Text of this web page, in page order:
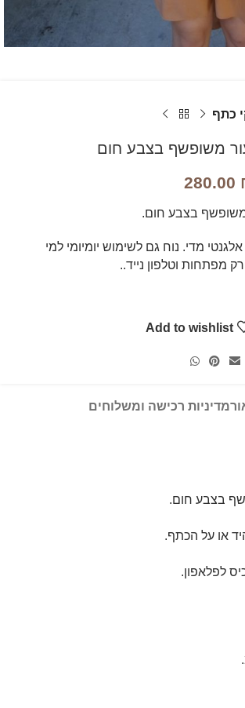
כתף
משופשף בצבע חום
280.00
בצבע חום.
מדי. נוח גם לשימוש יומיומי למי
מפתחות וטלפון נייד..
Add to wishlist
מדיניות רכישה ומשלוחים
בצבע חום.
או על הכתף.
לפלאפון.